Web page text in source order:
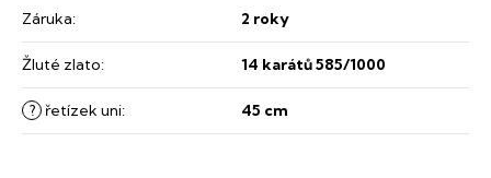
Záruka: 2 roky
Žluté zlato: 14 karátů 585/1000
? řetízek uni: 45 cm